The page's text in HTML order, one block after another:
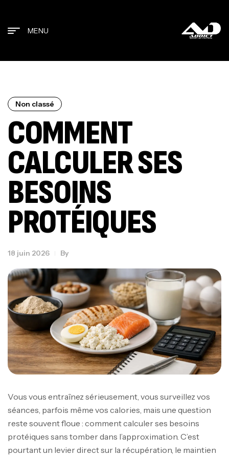
MENU
Non classé
COMMENT
CALCULER SES
BESOINS
PROTÉIQUES
18 juin 2026 By
Vous vous entraînez sérieusement, vous surveillez vos
séances, parfois même vos calories, mais une question
reste souvent floue : comment calculer ses besoins
protéiques sans tomber dans l’approximation. C’est
pourtant un levier direct sur la récupération, le maintien